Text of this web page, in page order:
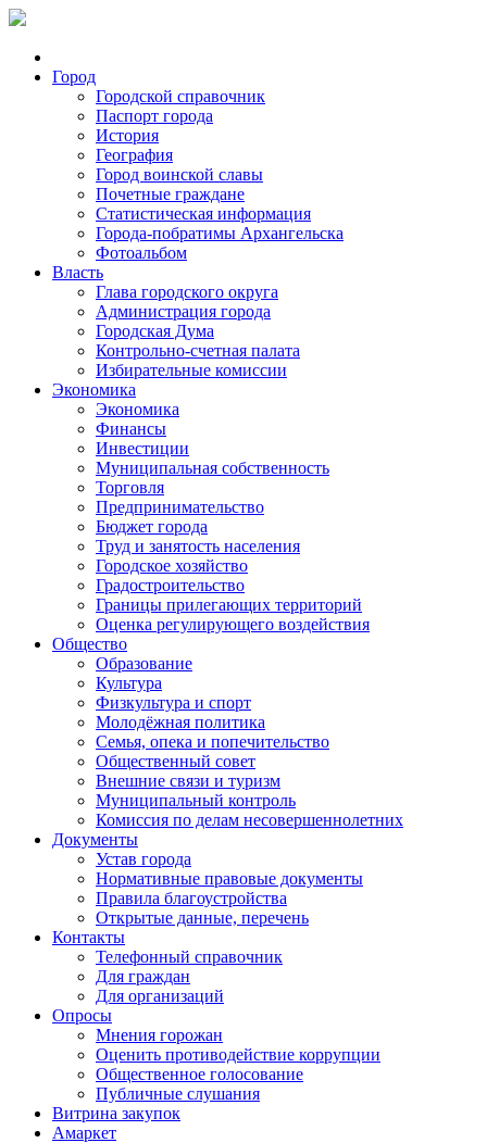
Город
Городской справочник
Паспорт города
История
География
Город воинской славы
Почетные граждане
Статистическая информация
Города-побратимы Архангельска
Фотоальбом
Власть
Глава городского округа
Администрация города
Городская Дума
Контрольно-счетная палата
Избирательные комиссии
Экономика
Экономика
Финансы
Инвестиции
Муниципальная собственность
Торговля
Предпринимательство
Бюджет города
Труд и занятость населения
Городское хозяйство
Градостроительство
Границы прилегающих территорий
Оценка регулирующего воздействия
Общество
Образование
Культура
Физкультура и спорт
Молодёжная политика
Семья, опека и попечительство
Общественный совет
Внешние связи и туризм
Муниципальный контроль
Комиссия по делам несовершеннолетних
Документы
Устав города
Нормативные правовые документы
Правила благоустройства
Открытые данные, перечень
Контакты
Телефонный справочник
Для граждан
Для организаций
Опросы
Мнения горожан
Оценить противодействие коррупции
Общественное голосование
Публичные слушания
Витрина закупок
Амаркет